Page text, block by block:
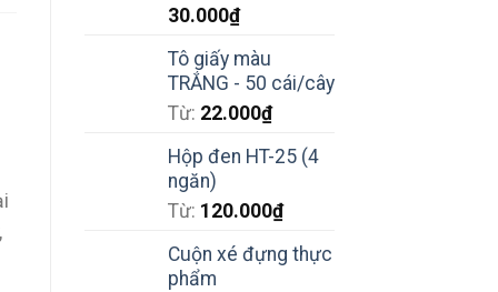
30.000₫
Tô giấy màu
TRẮNG - 50 cái/cây
Từ: 22.000₫
Hộp đen HT-25 (4
ngăn)
Từ: 120.000₫
Cuộn xé đựng thực
phẩm